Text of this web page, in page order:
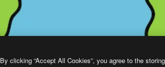
By clicking “Accept All Cookies”, you agree to the